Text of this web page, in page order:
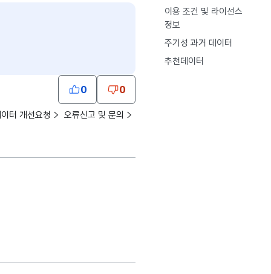
0 0
이용 조건 및 라이선스
정보
주기성 과거 데이터
추천데이터
터 개선요청 오류신고 및 문의